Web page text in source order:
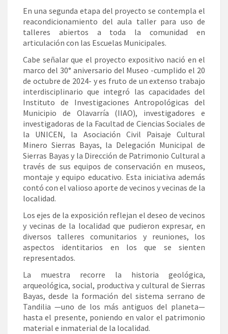
En una segunda etapa del proyecto se contempla el
reacondicionamiento del aula taller para uso de
talleres abiertos a toda la comunidad en
articulación con las Escuelas Municipales.
Cabe señalar que el proyecto expositivo nació en el
marco del 30° aniversario del Museo -cumplido el 20
de octubre de 2024- y es fruto de un extenso trabajo
interdisciplinario que integró las capacidades del
Instituto de Investigaciones Antropológicas del
Municipio de Olavarría (IIAO), investigadores e
investigadoras de la Facultad de Ciencias Sociales de
la UNICEN, la Asociación Civil Paisaje Cultural
Minero Sierras Bayas, la Delegación Municipal de
Sierras Bayas y la Dirección de Patrimonio Cultural a
través de sus equipos de conservación en museos,
montaje y equipo educativo. Esta iniciativa además
contó con el valioso aporte de vecinos y vecinas de la
localidad.
Los ejes de la exposición reflejan el deseo de vecinos
y vecinas de la localidad que pudieron expresar, en
diversos talleres comunitarios y reuniones, los
aspectos identitarios en los que se sienten
representados.
La muestra recorre la historia geológica,
arqueológica, social, productiva y cultural de Sierras
Bayas, desde la formación del sistema serrano de
Tandilia —uno de los más antiguos del planeta—
hasta el presente, poniendo en valor el patrimonio
material e inmaterial de la localidad.